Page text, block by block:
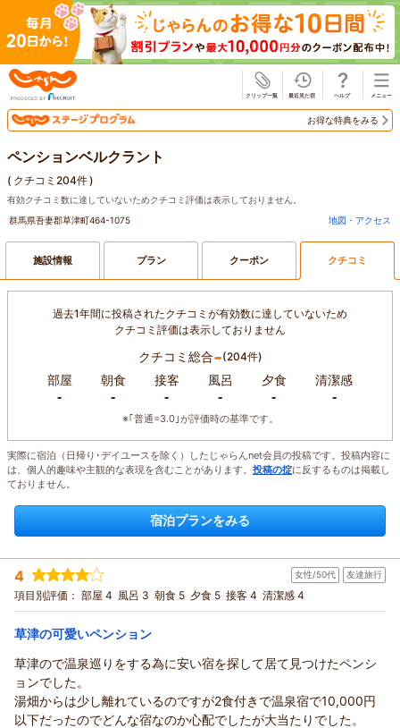
お得な特典をみる
ペンションベルクラント
( クチコミ204件)
有効クチコミ数に達していないためクチコミ評価は表示しておりません。
群馬県吾妻郡草津町464-1075
地図・アクセス
施設情報 プラン クーポン クチコミ
過去1年間に投稿されたクチコミが有効数に達していないため
クチコミ評価は表示しておりません
クチコミ総合-(204件)
部屋
-
朝食
-
接客
-
風呂
-
夕食
-
清潔感
-
※｢普通=3.0｣が評価時の基準です。
実際に宿泊（日帰り･デイユースを除く）したじゃらんnet会員の投稿です。投稿内容に
は、個人的趣味や主観的な表現を含むことがあります。 投稿の掟に反するものは掲載し
ておりません。
宿泊プランをみる
4 女性/50代 友達旅行
項目別評価： 部屋 4 風呂 3 朝食 5 夕食 5 接客 4 清潔感 4
草津の可愛いペンション
草津ので温泉巡りをする為に安い宿を探して居て見つけたペンシ
ョンでした。
湯畑からは少し離れているのですが2食付きで温泉宿で10,000円
以下だったのでどんな宿なのか心配でしたが大当たりでした。